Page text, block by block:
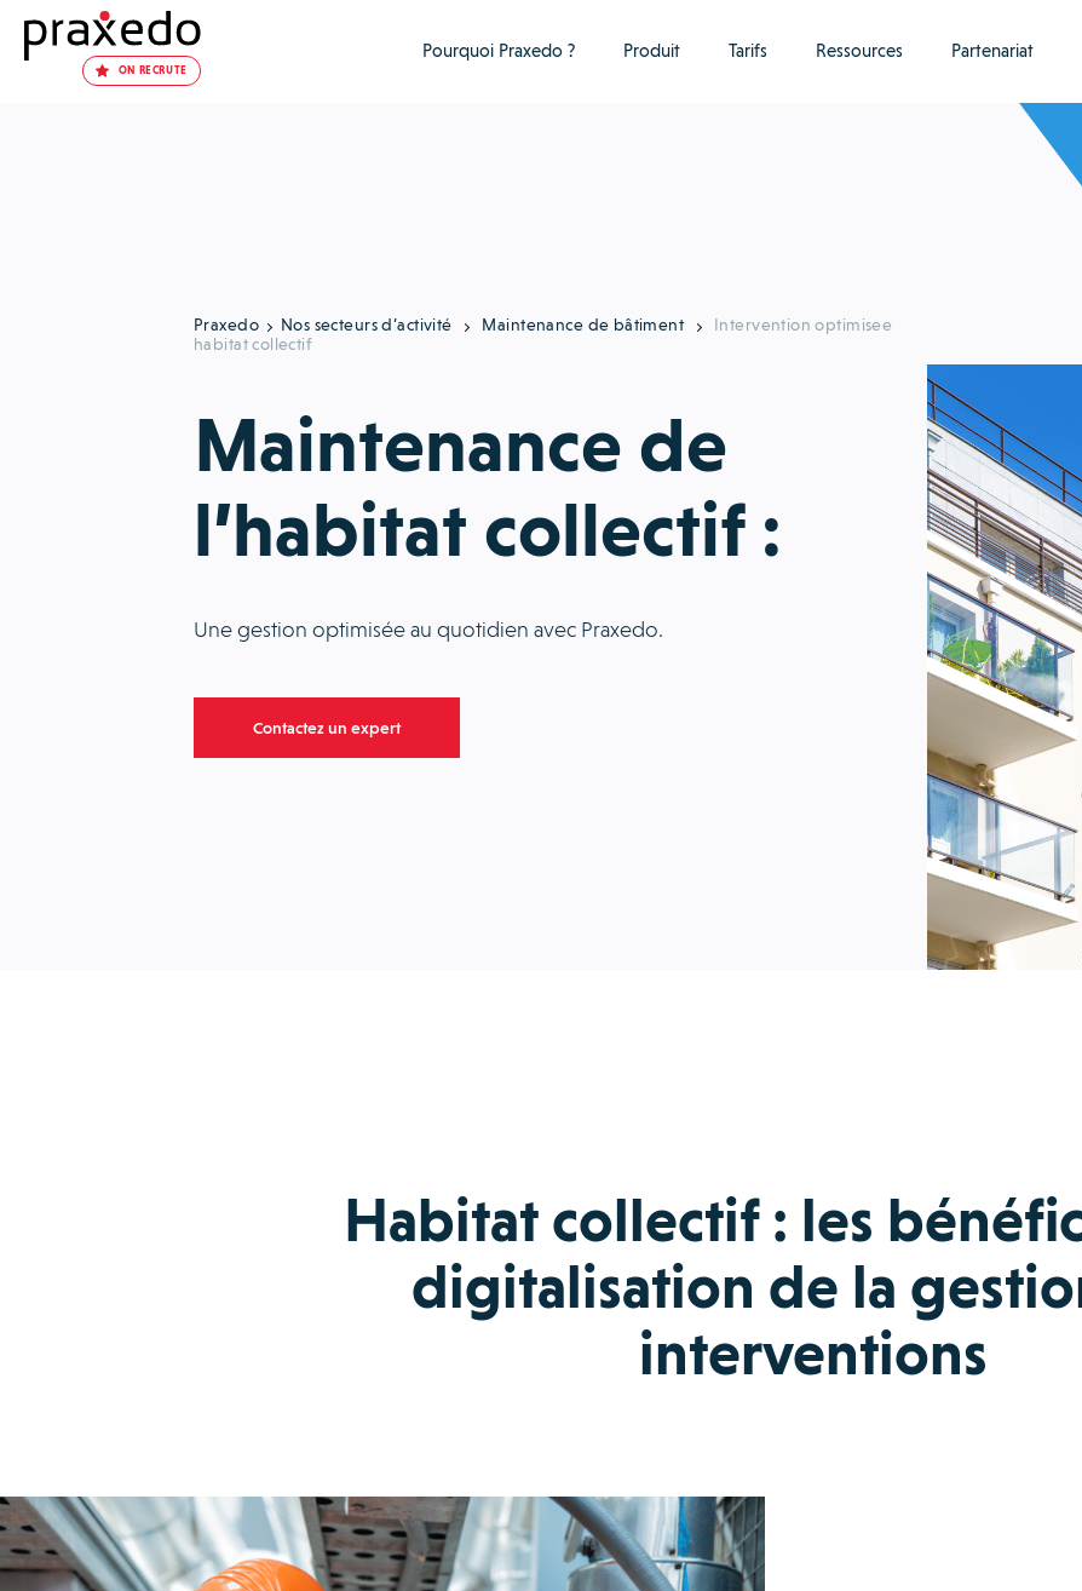
ON RECRUTE
Pourquoi Praxedo ? Produit Tarifs Ressources Partenariat
Praxedo Nos secteurs d’activité Maintenance de bâtiment
Intervention optimisee
habitat collectif
Maintenance de
l’habitat collectif :
Une gestion optimisée au quotidien avec Praxedo.
Contactez un expert
Habitat collectif : les
digitalisation de la
interventions